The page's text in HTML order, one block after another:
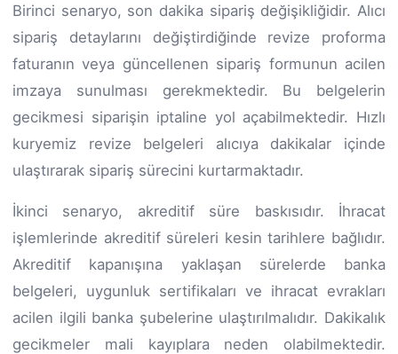
Birinci senaryo, son dakika sipariş değişikliğidir. Alıcı
sipariş detaylarını değiştirdiğinde revize proforma
faturanın veya güncellenen sipariş formunun acilen
imzaya sunulması gerekmektedir. Bu belgelerin
gecikmesi siparişin iptaline yol açabilmektedir. Hızlı
kuryemiz revize belgeleri alıcıya dakikalar içinde
ulaştırarak sipariş sürecini kurtarmaktadır.
İkinci senaryo, akreditif süre baskısıdır. İhracat
işlemlerinde akreditif süreleri kesin tarihlere bağlıdır.
Akreditif kapanışına yaklaşan sürelerde banka
belgeleri, uygunluk sertifikaları ve ihracat evrakları
acilen ilgili banka şubelerine ulaştırılmalıdır. Dakikalık
gecikmeler mali kayıplara neden olabilmektedir.